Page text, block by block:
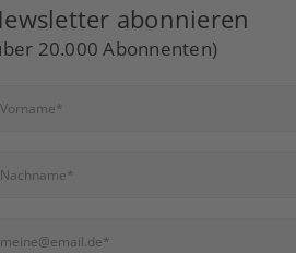
abonnieren
20.000 Abonnenten)